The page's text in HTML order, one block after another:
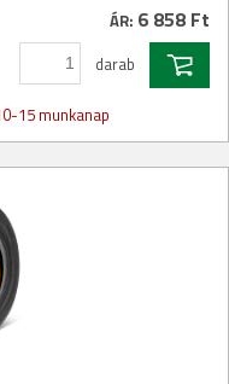
ÁR: 6 858 Ft
darab
15 munkanap